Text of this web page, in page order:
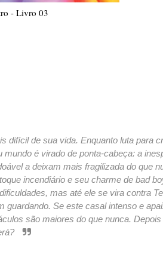
- Livro 03
difícil de sua vida. Enquanto luta para
é virado de ponta-cabeça: a
a deixam mais fragilizada do que
incendiário e seu charme de bad
mas até ele se vira contra
guardando. Se este casal intenso e
são maiores do que nunca.